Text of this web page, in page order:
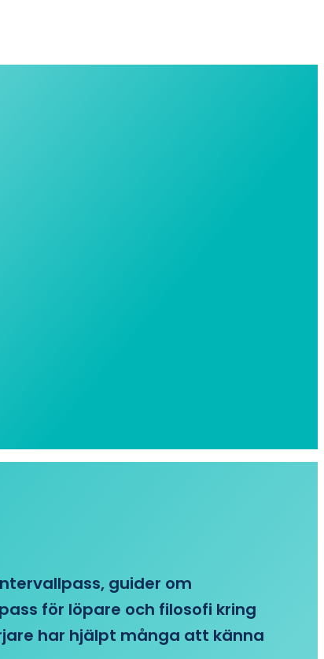
guider om
för löpare och filosofi kring
har hjälpt många att känna